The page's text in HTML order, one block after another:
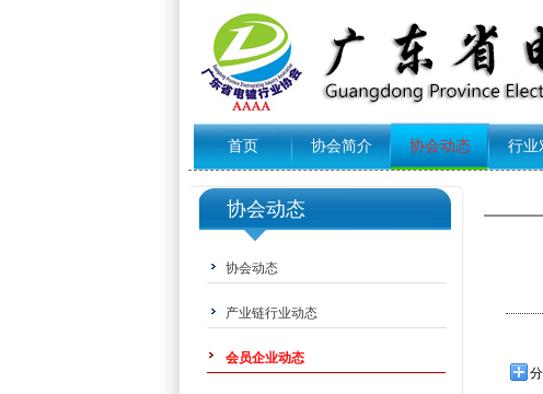
首页 协会简介 协会动态 行业
协会动态
协会动态
产业链行业动态
会员企业动态